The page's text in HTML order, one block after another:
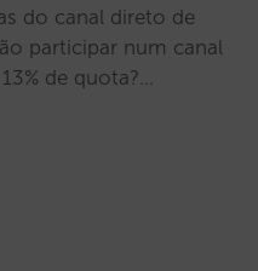
do canal direto de
participar num canal
de quota?…